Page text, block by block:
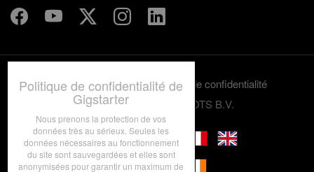
Termes et conditions
Politique de confidentialité
© 2012-2026 GRASSROOTS B.V.
Politique de confidentialité de
Gigstarter
Nous prenons la protection de vos
données très au sérieux. Seules les
données nécessaires au fonctionnement
du site sont sauvegardées et elles sont
anonymisées pour garantir un maximum de